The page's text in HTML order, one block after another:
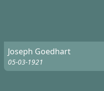
Joseph Goedhart
05-03-1921